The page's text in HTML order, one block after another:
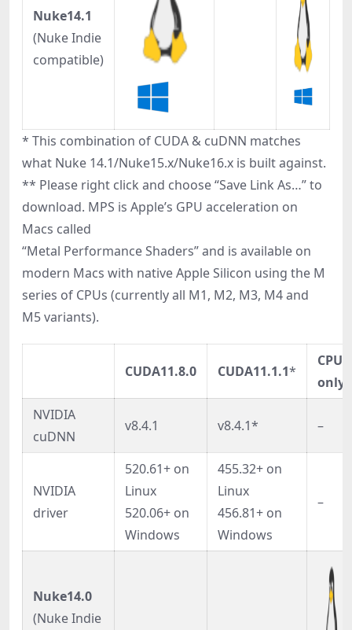
Nuke14.1
(Nuke Indie
compatible)
* This combination of CUDA & cuDNN matches
what Nuke 14.1/Nuke15.x/Nuke16.x is built against.
** Please right click and choose “Save Link As…” to
download. MPS is Apple’s GPU acceleration on
Macs called
“Metal Performance Shaders” and is available on
modern Macs with native Apple Silicon using the M
series of CPUs (currently all M1, M2, M3, M4 and
M5 variants).
CUDA11.8.0 CUDA11.1.1*
CPU
only
NVIDIA
cuDNN
v8.4.1 v8.4.1* –
NVIDIA
driver
520.61+ on
Linux
520.06+ on
Windows
455.32+ on
Linux
456.81+ on
Windows
–
Nuke14.0
(Nuke Indie